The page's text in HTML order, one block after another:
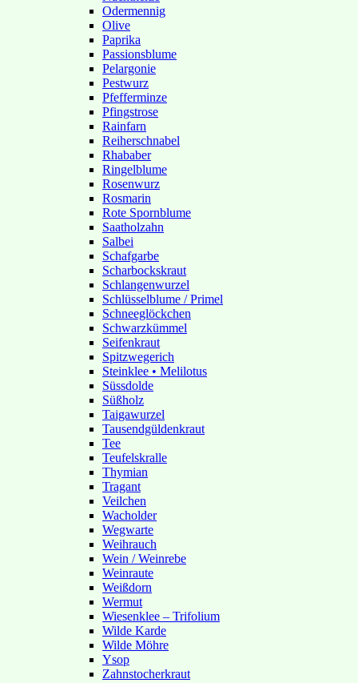
Odermennig
Olive
Paprika
Passionsblume
Pelargonie
Pestwurz
Pfefferminze
Pfingstrose
Rainfarn
Reiherschnabel
Rhababer
Ringelblume
Rosenwurz
Rosmarin
Rote Spornblume
Saatholzahn
Salbei
Schafgarbe
Scharbockskraut
Schlangenwurzel
Schlüsselblume / Primel
Schneeglöckchen
Schwarzkümmel
Seifenkraut
Spitzwegerich
Steinklee • Melilotus
Süssdolde
Süßholz
Taigawurzel
Tausendgüldenkraut
Tee
Teufelskralle
Thymian
Tragant
Veilchen
Wacholder
Wegwarte
Weihrauch
Wein / Weinrebe
Weinraute
Weißdorn
Wermut
Wiesenklee – Trifolium
Wilde Karde
Wilde Möhre
Ysop
Zahnstocherkraut